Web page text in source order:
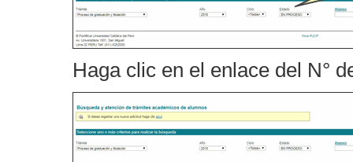
Haga clic en el enlace del N°